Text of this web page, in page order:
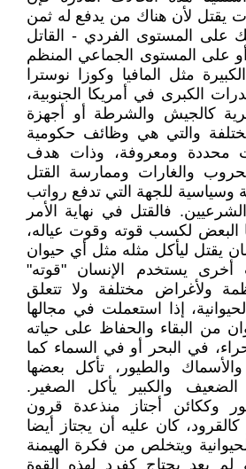
يقتل لأن هناك من يدفع له ثمن
على المستوى الفردي - القاتل
أو على المستوى الجماعي المنظم
مثل المافيا وكوزا نوسترا
الكبرى في أمريكا الجنوبية،
كالجيش والشرطة أو أجهزة
والتي هي وظائف حكومية
محددة ومعروفة، وذات هدف
والغارات وممارسة القتل
وسياسية للجهة التي تدفع رواتب
فالقتل في نهاية الأمر
البعض لكسب قوته وقوت عياله،
يقتل ليأكل مثله مثل أي حيوان
يستخدم الإنسان "قوته"
ولأغراض مختلفة ولا تتعلق
إذا استعملت في مجالها
من البقاء والحفاظ على حياته
في البحر أو في السماء كما
والطيور، تأكل بعضها
والكبير يأكل الصغير.
وككائن أجتاز منذعدة قرون
كان عليه أن يجتاز أيضا
ويتخلص من فكرة الهيمنة
لم يعد يحتاج كفرد لهذه القوة